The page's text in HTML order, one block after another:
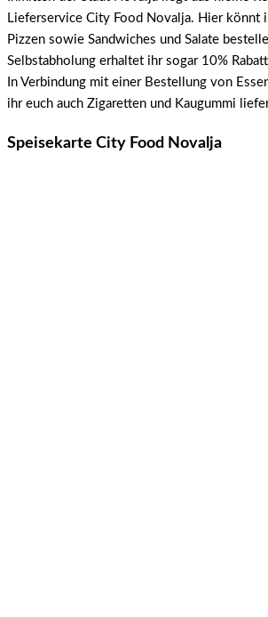
Lieferservice City Food Novalja. Hier könnt
Pizzen sowie Sandwiches und Salate
Selbstabholung erhaltet ihr sogar 10%
In Verbindung mit einer Bestellung von
ihr euch auch Zigaretten und Kaugummi
Speisekarte City Food Novalja